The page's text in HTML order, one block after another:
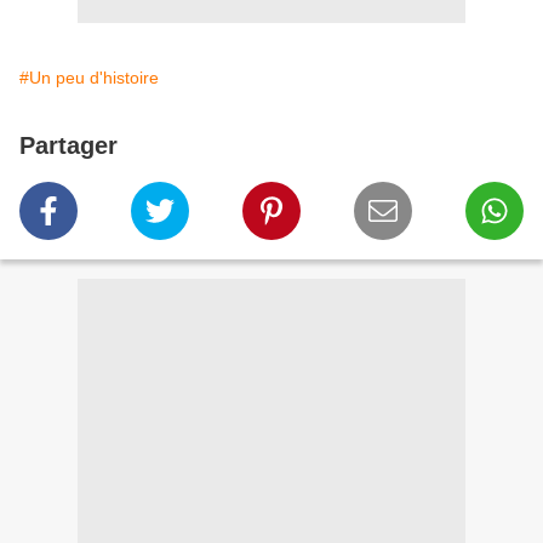
#Un peu d'histoire
Partager